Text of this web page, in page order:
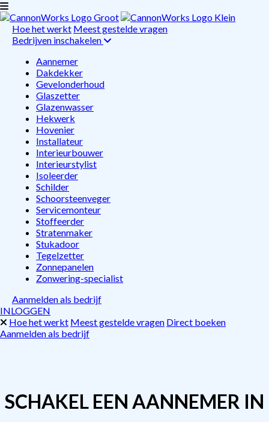
Hoe het werkt Meest gestelde vragen
Bedrijven inschakelen
Aannemer
Dakdekker
Gevelonderhoud
Glaszetter
Glazenwasser
Hekwerk
Hovenier
Installateur
Interieurbouwer
Interieurstylist
Isoleerder
Schilder
Schoorsteenveger
Servicemonteur
Stoffeerder
Stratenmaker
Stukadoor
Tegelzetter
Zonnepanelen
Zonwering-specialist
Aanmelden als bedrijf
INLOGGEN
Hoe het werkt Meest gestelde vragen Direct boeken
Aanmelden als bedrijf
SCHAKEL EEN AANNEMER IN